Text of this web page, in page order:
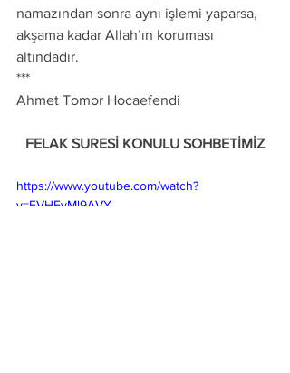
namazından sonra aynı işlemi yaparsa,
akşama kadar Allah’ın koruması
altındadır.
***
Ahmet Tomor Hocaefendi
FELAK SURESİ KONULU SOHBETİMİZ
https://www.youtube.com/watch?
v=FVHEvMl9AVY